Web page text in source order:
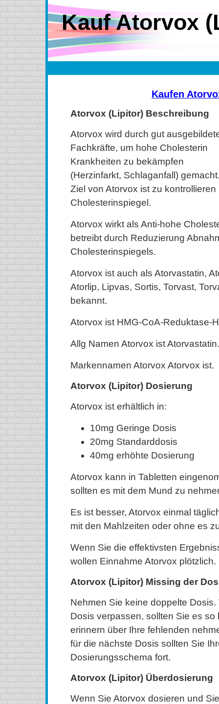
Kauf Atorvox
Kaufen
Atorvox (Lipitor) Beschreibung
Atorvox wird durch gut
Fachkräfte, um hohe Cholesterin
Krankheiten zu bekämpfen
(Herzinfarkt, Schlaganfall)
Ziel von Atorvox ist zu
Cholesterinspiegel.
Atorvox wirkt als Anti-hohe
betreibt durch Reduzierung
Cholesterinspiegels.
Atorvox ist auch als Atorvastatin,
Atorlip, Lipvas, Sortis, Torvast,
bekannt.
Atorvox ist HMG-CoA-Reduktase-
Allg Namen Atorvox ist Atorvastatin.
Markennamen Atorvox Atorvox ist.
Atorvox (Lipitor) Dosierung
Atorvox ist erhältlich in:
10mg Geringe Dosis
20mg Standarddosis
40mg erhöhte Dosierung
Atorvox kann in Tabletten
sollten es mit dem Mund zu
Es ist besser, Atorvox einmal
mit den Mahlzeiten oder ohne es
Wenn Sie die effektivsten
wollen Einnahme Atorvox plötzlich.
Atorvox (Lipitor) Missing der
Nehmen Sie keine doppelte
Dosis verpassen, sollten Sie es so
erinnern über Ihre fehlenden
für die nächste Dosis sollten Sie
Dosierungsschema fort.
Atorvox (Lipitor) Überdosierung
Wenn Sie Atorvox dosieren und